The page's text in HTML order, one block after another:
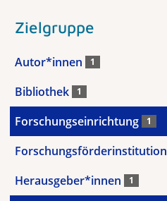
Zielgruppe
Autor*innen 1
Bibliothek 1
Forschungseinrichtung 1
Forschungsförderinstitution
Herausgeber*innen 1